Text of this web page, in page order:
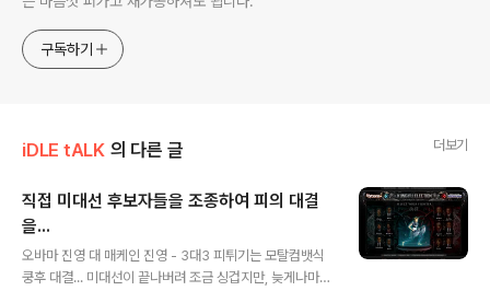
구독하기
iDLE tALK 의 다른 글 더보기
직접 미대선 후보자들을 조종하여 피의 대결
을...
오바마 진영 대 매케인 진영 - 3대3 피튀기는 모탈컴뱃식
쿵후 대결... 미대선이 끝나버려 조금 싱겁지만, 늦게나마